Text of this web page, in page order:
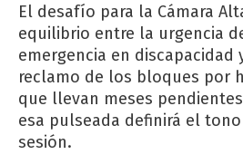
El desafío para la Cámara
equilibrio entre la urgencia
emergencia en discapacidad
reclamo de los bloques por
que llevan meses
esa pulseada definirá el
sesión.